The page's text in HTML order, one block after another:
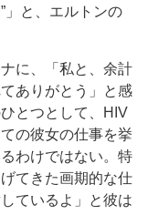
と、エルトンの
に、「私と、余計
ありがとう」と感
とつとして、HIV
の彼女の仕事を挙
わけではない。特
てきた画期的な仕
ているよ」と彼は